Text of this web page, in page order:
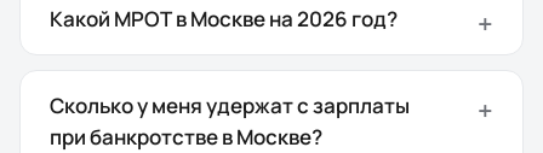
Какой МРОТ в Москве на 2026 год?
Сколько у меня удержат с зарплаты
при банкротстве в Москве?